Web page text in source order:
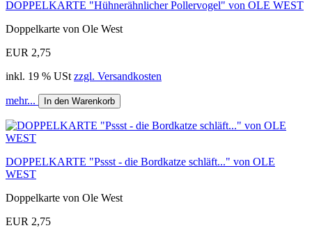
DOPPELKARTE "Hühnerähnlicher Pollervogel" von OLE WEST
Doppelkarte von Ole West
EUR 2,75
inkl. 19 % USt zzgl. Versandkosten
mehr... In den Warenkorb
DOPPELKARTE "Pssst - die Bordkatze schläft..." von OLE
WEST
Doppelkarte von Ole West
EUR 2,75